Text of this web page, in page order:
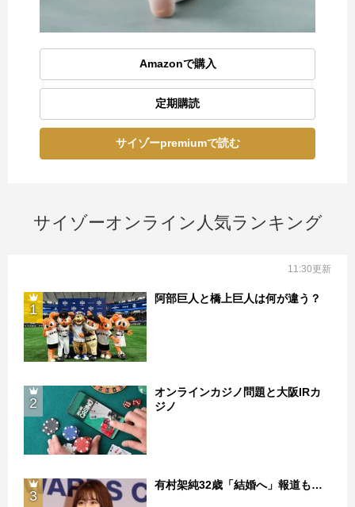
Amazonで購入
定期購読
サイゾーpremiumで読む
サイゾーオンライン人気ランキング
11:30更新
1
阿部巨人と橋上巨人は何が違う？
2
オンラインカジノ問題と大阪IRカ
ジノ
3
有村架純32歳「結婚へ」報道も…